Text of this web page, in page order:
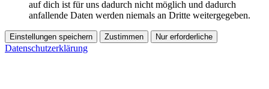
auf dich ist für uns dadurch nicht möglich und dadurch
anfallende Daten werden niemals an Dritte weitergegeben.
Einstellungen speichern Zustimmen Nur erforderliche
Datenschutzerklärung